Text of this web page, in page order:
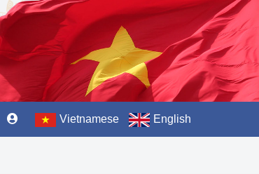
Vietnamese English